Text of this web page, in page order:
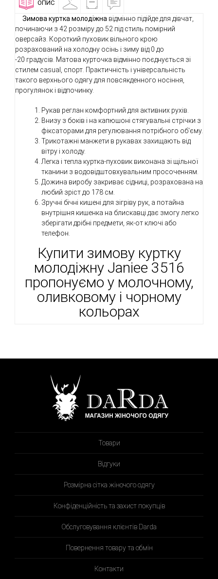
ОПИС ПРИМІРОЧНАДОСТАВКА
ОПЛАТА
Зимова куртка молодіжна відмінно підійде для дівчат,
починаючи з 42 розміру до 52 під стиль помірний
оверсайз. Короткий пуховик вільного крою
розрахований на холодну осінь і зиму від 0 до
-20 градусів. Матова курточка відмінно поєднується зі
стилем casual, спорт. Практичність і універсальність
такого верхнього одягу для повсякденного носіння,
прогулянок і відпочинку.
Рукав реглан комфортний для активних рухів.
Внизу з боків і на капюшоні стягувальні стрічки з
фіксаторами для регулювання потрібного об'єму.
Трикотажні манжети в рукавах захищають від
вітру і холоду.
Легка і тепла куртка-пуховик виконана зі щільної
тканини з водовідштовхувальним просоченням.
Дожина виробу закриває сідниці, розрахована на
любий зріст до 178 см.
Зручні бічні кишені для зігріву рук, а потайна
внутрішня кишенка на блискавці дає змогу легко
зберігати дрібні предмети, як-от ключі або
телефон.
Купити зимову куртку
молодіжну Janiee 3516
пропонуємо у молочному,
оливковому і чорному
кольорах
Товари
Відгуки
Розмірна сітка жіночого одягу
Конфіденційність та захист покупців
Обслуговування клієнтів Darda
Повернення товару та обмін
Контакти